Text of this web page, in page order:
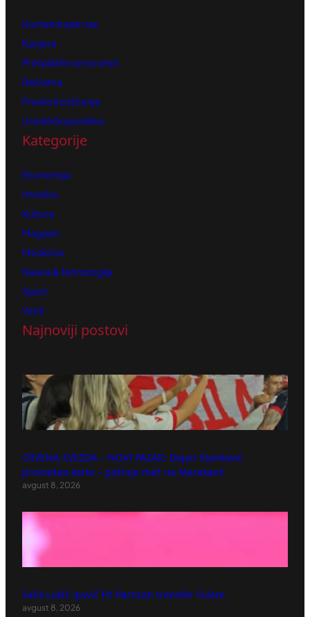
Kontaktirajte nas
Karijera
Pretplatite se na vesti
Reklama
Pravila korišćenja
Urednička politika
Kategorije
Ekonomija
Hronika
Kultura
Magazin
Medicina
Nauka & Tehnologija
Sport
Vesti
Najnoviji postovi
CRVENA ZVEZDA – NOVI PAZAR: Dejan Stanković
promešao karte – počinje meč na Marakani!
avgust 8, 2026
Saša Lukić ipsvič FK Partizan transfer Fulam
avgust 8, 2026